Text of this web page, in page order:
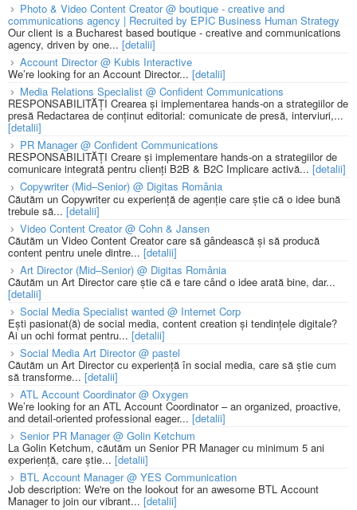
Photo & Video Content Creator @ boutique - creative and
communications agency | Recruited by EPIC Business Human Strategy
Our client is a Bucharest based boutique - creative and communications
agency, driven by one... [detalii]
Account Director @ Kubis Interactive
We’re looking for an Account Director... [detalii]
Media Relations Specialist @ Confident Communications
RESPONSABILITĂȚI Crearea și implementarea hands-on a strategiilor de
presă Redactarea de conținut editorial: comunicate de presă, interviuri,...
[detalii]
PR Manager @ Confident Communications
RESPONSABILITĂȚI Creare și implementare hands-on a strategiilor de
comunicare integrată pentru clienți B2B & B2C Implicare activă... [detalii]
Copywriter (Mid–Senior) @ Digitas România
Căutăm un Copywriter cu experiență de agenție care știe că o idee bună
trebuie să... [detalii]
Video Content Creator @ Cohn & Jansen
Căutăm un Video Content Creator care să gândească și să producă
content pentru unele dintre... [detalii]
Art Director (Mid–Senior) @ Digitas România
Căutăm un Art Director care știe că e tare când o idee arată bine, dar...
[detalii]
Social Media Specialist wanted @ Internet Corp
Ești pasionat(ă) de social media, content creation și tendințele digitale?
Ai un ochi format pentru... [detalii]
Social Media Art Director @ pastel
Căutăm un Art Director cu experiență în social media, care să știe cum
să transforme... [detalii]
ATL Account Coordinator @ Oxygen
We’re looking for an ATL Account Coordinator – an organized, proactive,
and detail-oriented professional eager... [detalii]
Senior PR Manager @ Golin Ketchum
La Golin Ketchum, căutăm un Senior PR Manager cu minimum 5 ani
experiență, care știe... [detalii]
BTL Account Manager @ YES Communication
Job description: We're on the lookout for an awesome BTL Account
Manager to join our vibrant... [detalii]